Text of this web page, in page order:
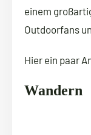
einem
Outdoorfans
Hier ein paar
Wandern